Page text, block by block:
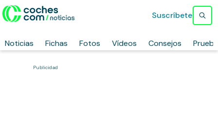
Noticias Fichas Fotos Vídeos Consejos
Suscríbete
Publicidad